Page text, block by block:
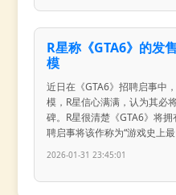
R星称《GTA6》的发
模
近日在《GTA6》招聘启事中
模，R星信心满满，认为其必
碑。R星很清楚《GTA6》将
聘启事将该作称为“游戏史上最
2026-01-31 23:45:01